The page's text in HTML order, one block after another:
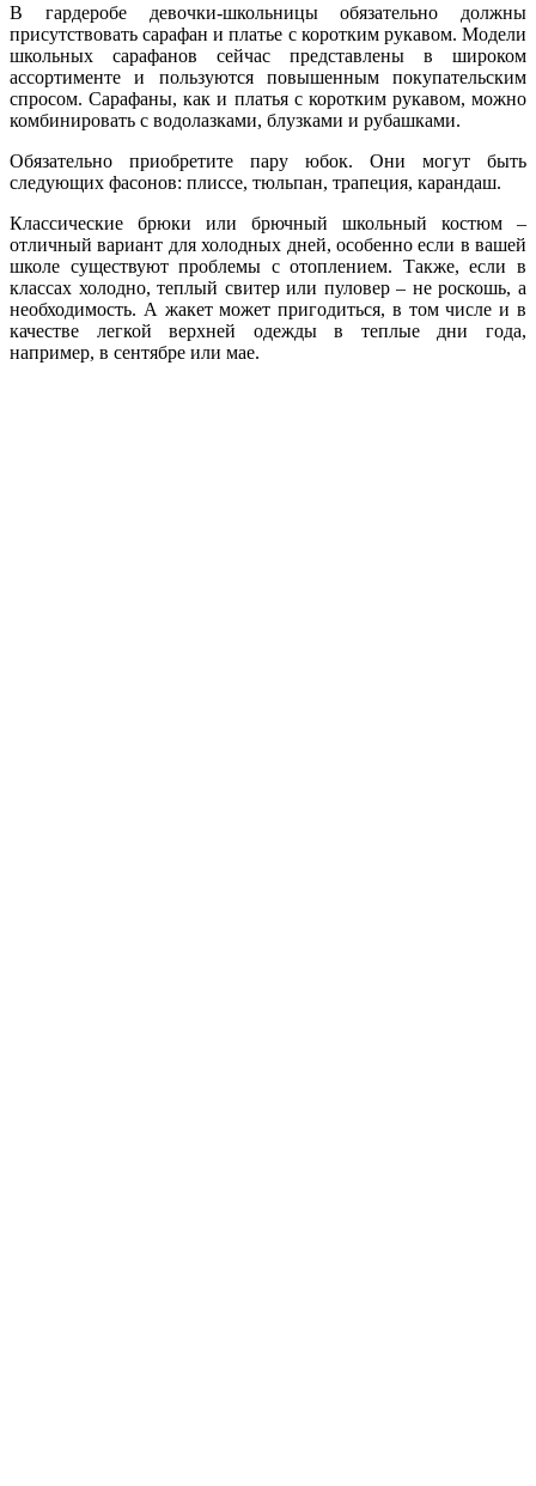
В гардеробе девочки-школьницы обязательно должны
присутствовать сарафан и платье с коротким рукавом. Модели
школьных сарафанов сейчас представлены в широком
ассортименте и пользуются повышенным покупательским
спросом. Сарафаны, как и платья с коротким рукавом, можно
комбинировать с водолазками, блузками и рубашками.
Обязательно приобретите пару юбок. Они могут быть
следующих фасонов: плиссе, тюльпан, трапеция, карандаш.
Классические брюки или брючный школьный костюм –
отличный вариант для холодных дней, особенно если в вашей
школе существуют проблемы с отоплением. Также, если в
классах холодно, теплый свитер или пуловер – не роскошь, а
необходимость. А жакет может пригодиться, в том числе и в
качестве легкой верхней одежды в теплые дни года,
например, в сентябре или мае.